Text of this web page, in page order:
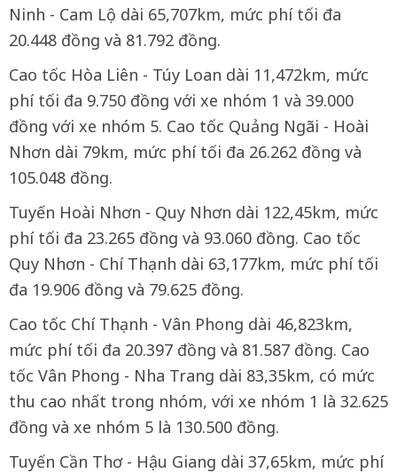
Ninh - Cam Lộ dài 65,707km, mức phí tối đa
20.448 đồng và 81.792 đồng.
Cao tốc Hòa Liên - Túy Loan dài 11,472km, mức
phí tối đa 9.750 đồng với xe nhóm 1 và 39.000
đồng với xe nhóm 5. Cao tốc Quảng Ngãi - Hoài
Nhơn dài 79km, mức phí tối đa 26.262 đồng và
105.048 đồng.
Tuyến Hoài Nhơn - Quy Nhơn dài 122,45km, mức
phí tối đa 23.265 đồng và 93.060 đồng. Cao tốc
Quy Nhơn - Chí Thạnh dài 63,177km, mức phí tối
đa 19.906 đồng và 79.625 đồng.
Cao tốc Chí Thạnh - Vân Phong dài 46,823km,
mức phí tối đa 20.397 đồng và 81.587 đồng. Cao
tốc Vân Phong - Nha Trang dài 83,35km, có mức
thu cao nhất trong nhóm, với xe nhóm 1 là 32.625
đồng và xe nhóm 5 là 130.500 đồng.
Tuyến Cần Thơ - Hậu Giang dài 37,65km, mức phí